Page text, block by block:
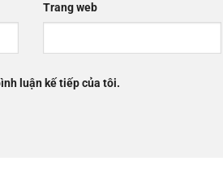
Trang web
luận kế tiếp của tôi.